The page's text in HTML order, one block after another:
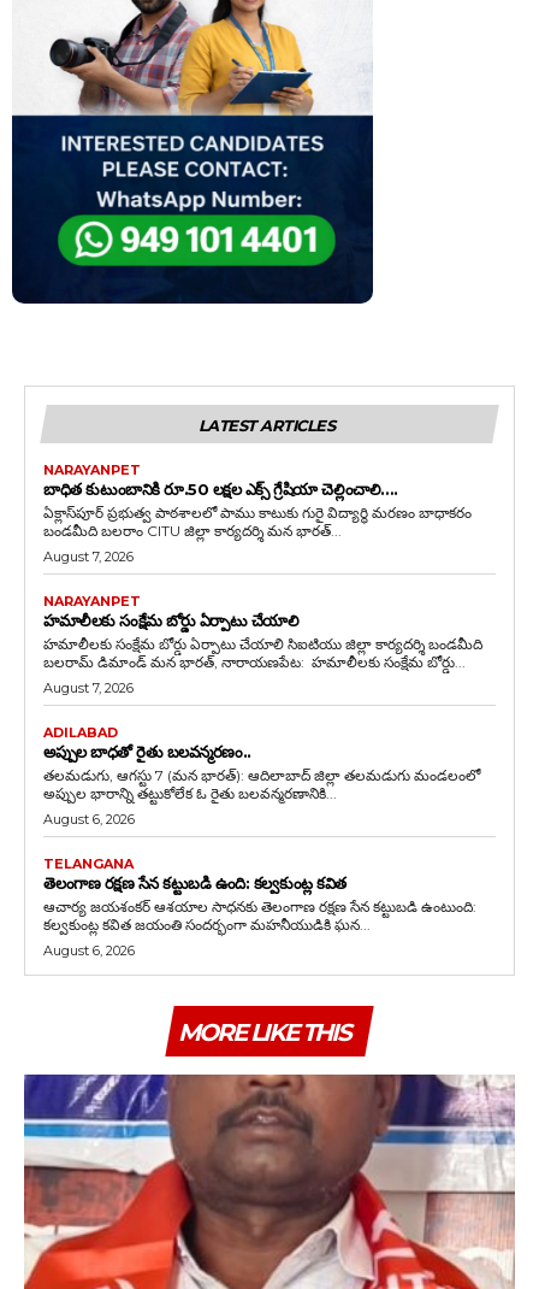
LATEST ARTICLES
NARAYANPET
బాధిత కుటుంబానికి రూ.50 లక్షల ఎక్స్ గ్రేషియా చెల్లించాలి….
ఏక్లాస్‌పూర్ ప్రభుత్వ పాఠశాలలో పాము కాటుకు గురై విద్యార్థి మరణం బాధాకరం
బండమీది బలరాం CITU జిల్లా కార్యదర్శి మన భారత్...
August 7, 2026
NARAYANPET
హమాలీలకు సంక్షేమ బోర్డు ఏర్పాటు చేయాలి
హమాలీలకు సంక్షేమ బోర్డు ఏర్పాటు చేయాలి సిఐటియు జిల్లా కార్యదర్శి బండమీది
బలరామ్ డిమాండ్ మన భారత్, నారాయణపేట: హమాలీలకు సంక్షేమ బోర్డు...
August 7, 2026
ADILABAD
అప్పుల బాధతో రైతు బలవన్మరణం..
తలమడుగు, ఆగస్టు 7 (మన భారత్): ఆదిలాబాద్ జిల్లా తలమడుగు మండలంలో
అప్పుల భారాన్ని తట్టుకోలేక ఓ రైతు బలవన్మరణానికి...
August 6, 2026
TELANGANA
తెలంగాణ రక్షణ సేన కట్టుబడి ఉంది: కల్వకుంట్ల కవిత
ఆచార్య జయశంకర్ ఆశయాల సాధనకు తెలంగాణ రక్షణ సేన కట్టుబడి ఉంటుంది:
కల్వకుంట్ల కవిత జయంతి సందర్భంగా మహనీయుడికి ఘన...
August 6, 2026
MORE LIKE THIS